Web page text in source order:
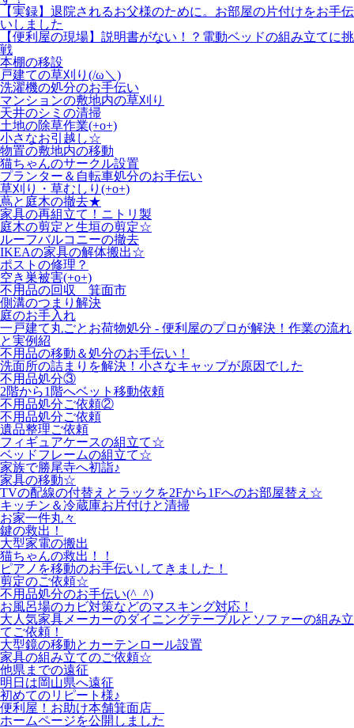
【実録】退院されるお父様のために。お部屋の片付けをお手伝
いしました
【便利屋の現場】説明書がない！？電動ベッドの組み立てに挑
戦
本棚の移設
戸建ての草刈り(/ω＼)
洗濯機の処分のお手伝い
マンションの敷地内の草刈り
天井のシミの清掃
土地の除草作業(+o+)
小さなお引越し☆
物置の敷地内の移動
猫ちゃんのサークル設置
プランター＆自転車処分のお手伝い
草刈り・草むしり(+o+)
蔦と庭木の撤去★
家具の再組立て！ニトリ製
庭木の剪定と生垣の剪定☆
ルーフバルコニーの撤去
IKEAの家具の解体搬出☆
ポストの修理？
空き巣被害(+o+)
不用品の回収 箕面市
側溝のつまり解決
庭のお手入れ
一戸建て丸ごとお荷物処分 - 便利屋のプロが解決！作業の流れ
と実例紹
不用品の移動＆処分のお手伝い！
洗面所の詰まりを解決！小さなキャップが原因でした
不用品処分③
2階から1階へベット移動依頼
不用品処分ご依頼②
不用品処分ご依頼
遺品整理ご依頼
フィギュアケースの組立て☆
ベッドフレームの組立て☆
家族で勝尾寺へ初詣♪
家具の移動☆
TVの配線の付替えとラックを2Fから1Fへのお部屋替え☆
キッチン＆冷蔵庫お片付けと清掃
お家一件丸々
鍵の救出！
大型家電の搬出
猫ちゃんの救出！！
ピアノを移動のお手伝いしてきました！
剪定のご依頼☆
不用品処分のお手伝い(^_^)
お風呂場のカビ対策などのマスキング対応！
大人気家具メーカーのダイニングテーブルとソファーの組み立
てご依頼！
大型鏡の移動とカーテンロール設置
家具の組み立てのご依頼☆
他県までの遠征
明日は岡山県へ遠征
初めてのリピート様♪
便利屋！お助け本舗箕面店
ホームページを公開しました